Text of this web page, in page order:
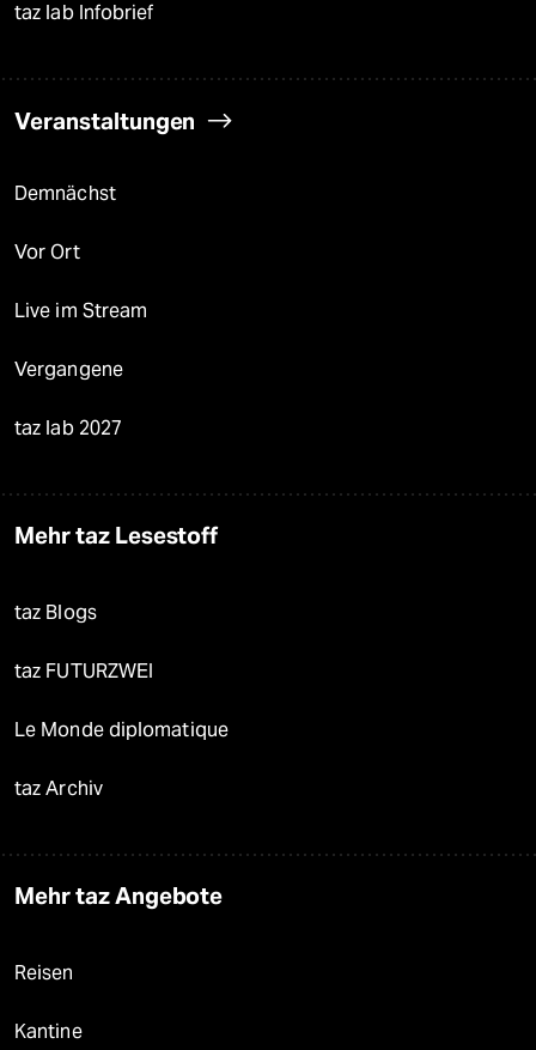
taz lab Infobrief
Veranstaltungen
Demnächst
Vor Ort
Live im Stream
Vergangene
taz lab 2027
Mehr taz Lesestoff
taz Blogs
taz FUTURZWEI
Le Monde diplomatique
taz Archiv
Mehr taz Angebote
Reisen
Kantine